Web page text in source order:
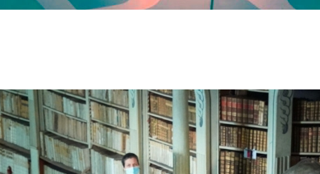
EVENIMENTE
CULTURALE